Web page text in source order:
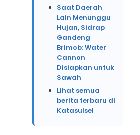
Saat Daerah
Lain Menunggu
Hujan, Sidrap
Gandeng
Brimob: Water
Cannon
Disiapkan untuk
Sawah
Lihat semua
berita terbaru di
Katasulsel